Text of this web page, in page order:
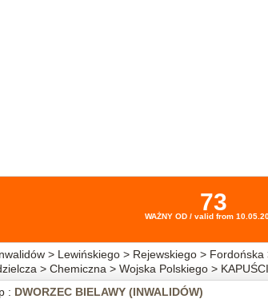
73
WAŻNY OD / valid from
> Lewińskiego > Rejewskiego >
> Chemiczna > Wojska Polskiego >
: DWORZEC BIELAWY (INWALIDÓW)